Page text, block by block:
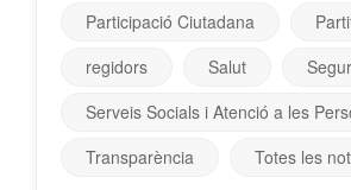
Participació Ciutadana
regidors
Salut
Serveis Socials i Atenció a les
Transparència
Totes les